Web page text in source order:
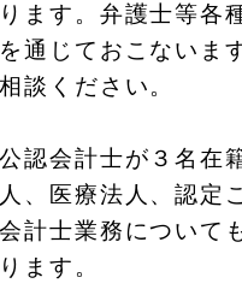
ます。弁護士等各
通じておこないま
談ください。
認会計士が３名在
、医療法人、認定
計士業務について
ます。